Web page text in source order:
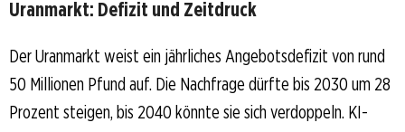
Uranmarkt: Defizit und Zeitdruck
Der Uranmarkt weist ein jährliches Angebotsdefizit von rund
50 Millionen Pfund auf. Die Nachfrage dürfte bis 2030 um 28
Prozent steigen, bis 2040 könnte sie sich verdoppeln. KI-